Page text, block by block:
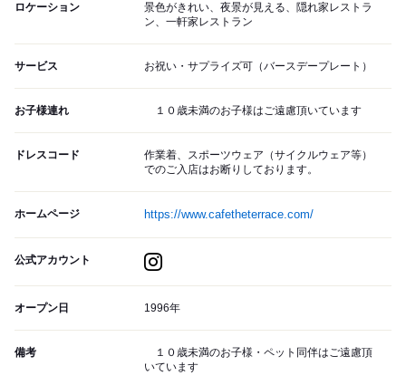
ロケーション
景色がきれい、夜景が見える、隠れ家レストラ
ン、一軒家レストラン
サービス お祝い・サプライズ可（バースデープレート）
お子様連れ １０歳未満のお子様はご遠慮頂いています
ドレスコード
作業着、スポーツウェア（サイクルウェア等）
でのご入店はお断りしております。
ホームページ https://www.cafetheterrace.com/
公式アカウント
オープン日 1996年
備考
１０歳未満のお子様・ペット同伴はご遠慮頂
いています